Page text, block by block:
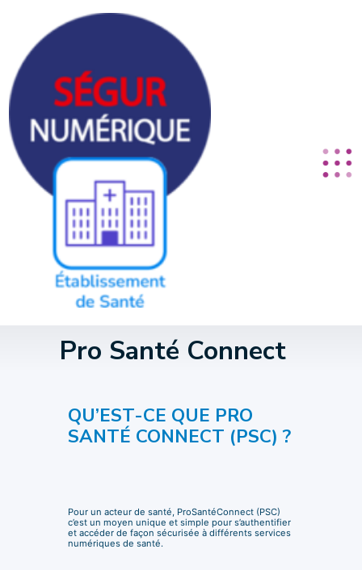
Pro Santé Connect
QU’EST-CE QUE PRO
SANTÉ CONNECT (PSC) ?
Pour un acteur de santé, ProSantéConnect (PSC)
c’est un moyen unique et simple pour s’authentifier
et accéder de façon sécurisée à différents services
numériques de santé.